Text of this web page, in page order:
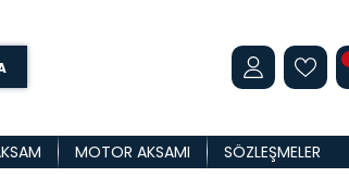
MOTOR AKSAMI SÖZLEŞMELER